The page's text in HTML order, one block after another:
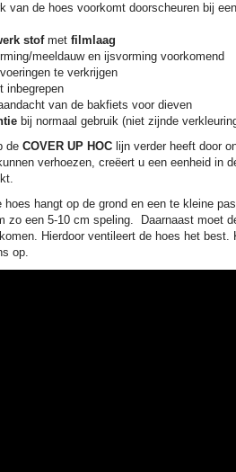
van de hoes voorkomt doorscheuren bij
stofmet filmlaag
meeldauw en ijsvorming voorkomend
te verkrijgen
inbegrepen
van de bakfiets voor dieven
bij normaal gebruik (niet zijnde
de COVER UP HOC lijn verder heeft door
verhoezen, creëert u een eenheid in
hoes hangt op de grond en een te kleine
zo een 5-10 cm speling. Daarnaast moet
Hierdoor ventileert de hoes het best.
op.